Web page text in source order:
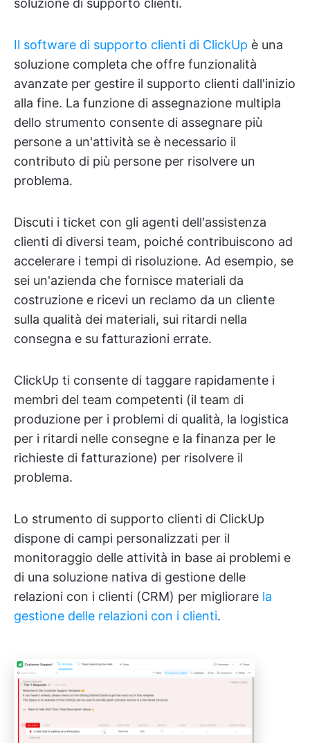
soluzione di supporto clienti.
Il software di supporto clienti di ClickUp è una
soluzione completa che offre funzionalità
avanzate per gestire il supporto clienti dall'inizio
alla fine. La funzione di assegnazione multipla
dello strumento consente di assegnare più
persone a un'attività se è necessario il
contributo di più persone per risolvere un
problema.
Discuti i ticket con gli agenti dell'assistenza
clienti di diversi team, poiché contribuiscono ad
accelerare i tempi di risoluzione. Ad esempio, se
sei un'azienda che fornisce materiali da
costruzione e ricevi un reclamo da un cliente
sulla qualità dei materiali, sui ritardi nella
consegna e su fatturazioni errate.
ClickUp ti consente di taggare rapidamente i
membri del team competenti (il team di
produzione per i problemi di qualità, la logistica
per i ritardi nelle consegne e la finanza per le
richieste di fatturazione) per risolvere il
problema.
Lo strumento di supporto clienti di ClickUp
dispone di campi personalizzati per il
monitoraggio delle attività in base ai problemi e
di una soluzione nativa di gestione delle
relazioni con i clienti (CRM) per migliorare la
gestione delle relazioni con i clienti.